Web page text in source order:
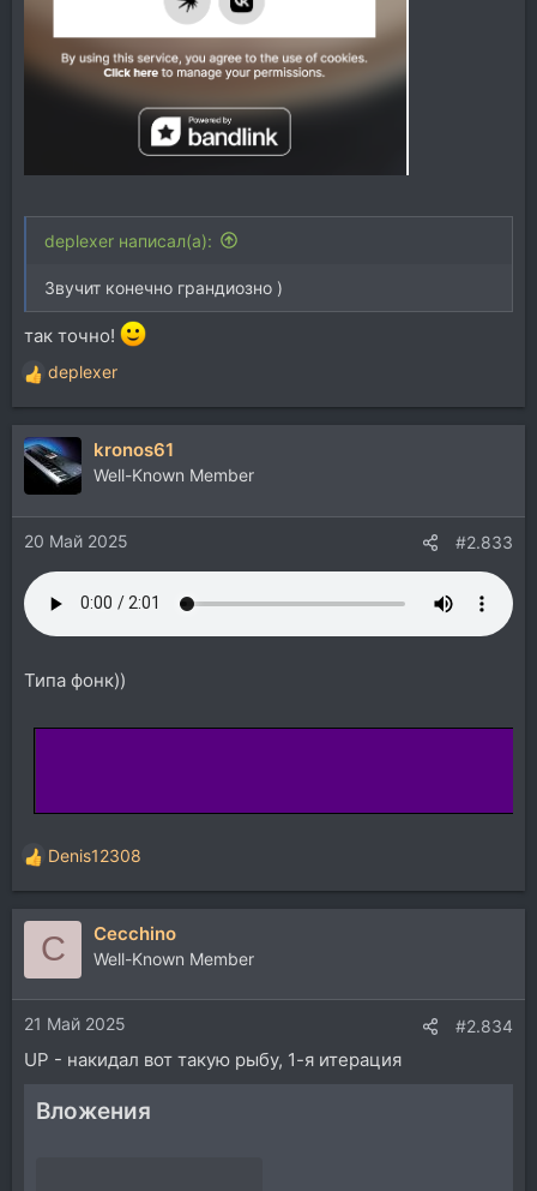
deplexer написал(а):
Звучит конечно грандиозно )
так точно!
Р
е
а
к
и
и
:
deplexer
kronos61
Well-Known Member
20 Май 2025 #2.833
Типа фонк))
Р
е
а
и
и
:
Denis12308
C Cecchino
Well-Known Member
21 Май 2025 #2.834
UP - накидал вот такую рыбу, 1-я итерация
Вложения